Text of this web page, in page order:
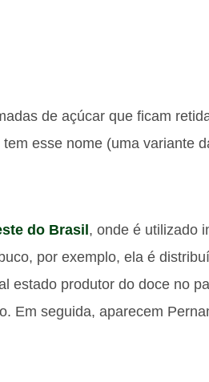
de açúcar que ficam
esse nome (uma variante
do Brasil , onde é utilizado
por exemplo, ela é
estado produtor do doce no
Em seguida, aparecem